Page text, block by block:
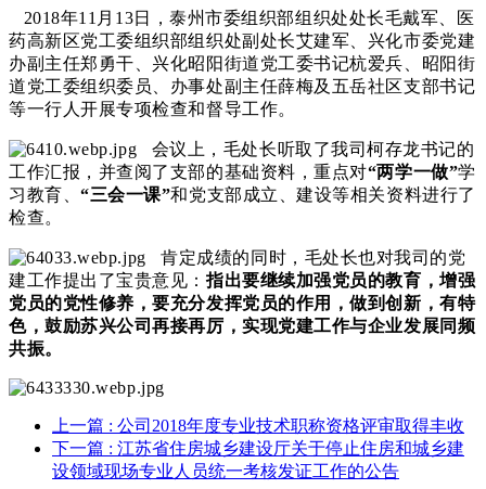
2018年11 月 13日，泰州市委组织部组织处处长毛戴军、医
药高新区党工委组织部组织处副处长艾建军、兴化市委党建
办副主任郑勇干、兴化昭阳街道党工委书记杭爱兵、昭阳街
道党工委组织委员、办事处副主任薛梅及五岳社区支部书记
等一行人开展专项检查和督导工作。
会议上，毛处长听取了我司柯存龙书记的
工作汇报，并查阅了支部的基础资料，重点对“两学一做”学
习教育、“三会一课”和党支部成立、建设等相关资料进行了
检查。
肯定成绩的同时，毛处长也对我司的党
建工作提出了宝贵意见：指出要继续加强党员的教育，增强
党员的党性修养，要充分发挥党员的作用，做到创新，有特
色，鼓励苏兴公司再接再厉，实现党建工作与企业发展同频
共振。
上一篇 : 公司2018年度专业技术职称资格评审取得丰收
下一篇 : 江苏省住房城乡建设厅关于停止住房和城乡建
设领域现场专业人员统一考核发证工作的公告